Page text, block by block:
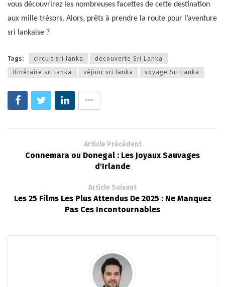
vous découvrirez les nombreuses facettes de cette destination
aux mille trésors. Alors, prêts à prendre la route pour l’aventure
sri lankaise ?
Tags: circuit sri lanka
découverte Sri Lanka
itinéraire sri lanka
séjour sri lanka voyage Sri Lanka
Article Précédent
Connemara ou Donegal : Les Joyaux Sauvages
d'Irlande
Article Suivant
Les 25 Films Les Plus Attendus De 2025 : Ne Manquez
Pas Ces Incontournables